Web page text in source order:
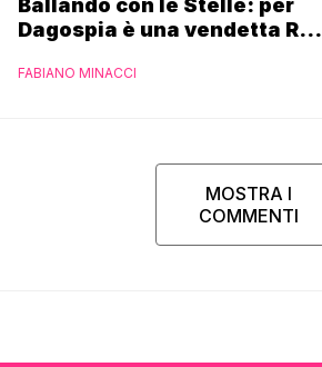
Ballando con le Stelle: per
Dagospia è una vendetta Rai
FABIANO MINACCI
MOSTRA I
COMMENTI